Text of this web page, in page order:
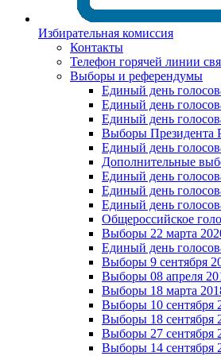
Избирательная комиссия
Контакты
Телефон горячей линии
Выборы и референдумы
Единый день
Единый день
Единый день
Выборы Президента
Единый день
Дополнительные
Единый день
Единый день
Единый день
Общероссийское
Выборы 22 марта
Единый день
Выборы 9 сентября
Выборы 08 апреля
Выборы 18 марта
Выборы 10 сентября
Выборы 18 сентября
Выборы 27 сентября
Выборы 14 сентября